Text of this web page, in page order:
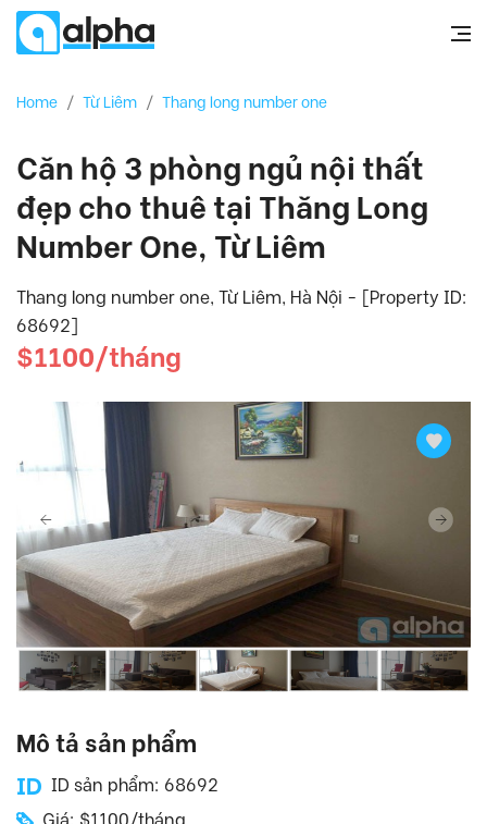
Home / Từ Liêm / Thang long number one
Căn hộ 3 phòng ngủ nội thất
đẹp cho thuê tại Thăng Long
Number One, Từ Liêm
Thang long number one, Từ Liêm, Hà Nội - [Property ID:
68692]
$1100/tháng
Mô tả sản phẩm
ID sản phẩm: 68692